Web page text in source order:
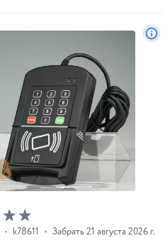
• k78611 • Забрать 21 августа 2026 г.